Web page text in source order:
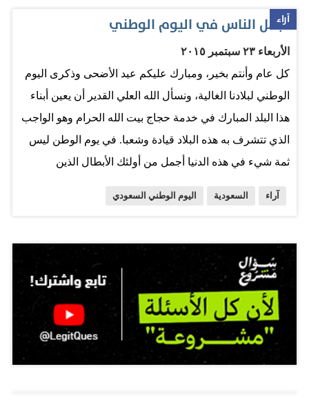
الإسلام والمسلمين"، مضيفاً: "المملكة تحت قيادة أخي الملك
مكتسباتها وبناء مستقبلها، وفقهم الله لكل خير". وتدل
مشاركة دولة الإمارات على مدى الأخوة التي تجمع بين
البلدين، كما أنها تضرب مثلاً في المحبة.من جانبهم، شكر
المغردون حكومة دبي على احتفالاتها وسعادتها معهم باليوم
الوطني، وأكدوا أن البلدين يحظيان بأخوة ومحبة لا مثيل لها،
داعين المولى عز وجل أن يحفظ البلدين وأن ينعم عليهما
بالأمن والأمان والمحبة والإخاء. المصدر: مجلة سيدتي
آراء
أجمل الناس في اليوم الوطني
الأربعاء ٢٣ سبتمبر ٢٠١٥
كل عام وأنتم بخير، ومبارك عليكم عيد الأضحى وذكرى اليوم
الوطني لبلادنا الغالية، ونسأل الله العلي القدير أن يعين أبناء
هذا البلد المبارك في خدمة حجاج بيت الله الحرام وهو الواجب
الذي تتشرف به هذه البلاد قيادة وشعبا. في يوم الوطن ليس
ثمة شيء في هذه الدنيا أجمل من أولئك الأبطال الذين
وهم أيقونتنا الفاخرة في ذكرى اليوم الوطني هذا العام. هذا
الجندي الذي سيغيب عن أولاده وأسرته يوم العيد من أجل
واجب الدفاع عن أسرته الكبيرة، الذي يجب أن يكون حاضرا
في كل لحظاتنا الاحتفالية.. ملامحه السمراء أجمل من كل
عبارات التهنئة.. وساعده الذي يتشبث بالبندقية أروع من كل
البرامج التي تبث على الهواء بهذه المناسبة.. خوذته الصامدة
آراء السعودية اليوم الوطني السعودي